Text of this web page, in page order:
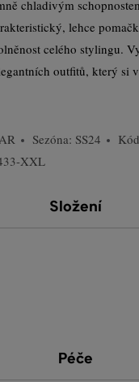
chladivým
lehce
celého stylingu.
outfitů, který si
Sezóna: SS24
XXL
Složení
Péče